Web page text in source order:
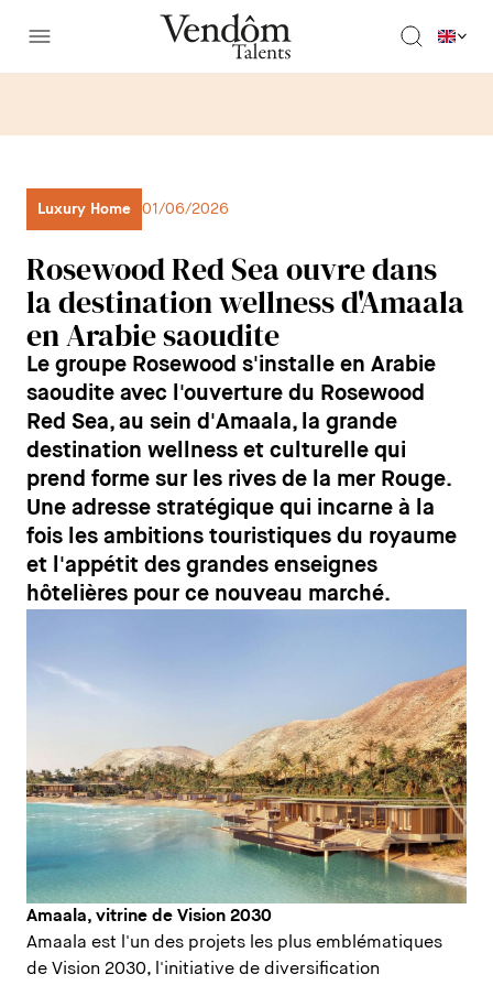
Luxury Home 01/06/2026
Rosewood Red Sea ouvre dans
la destination wellness d'Amaala
en Arabie saoudite
Le groupe Rosewood s'installe en Arabie
saoudite avec l'ouverture du Rosewood
Red Sea, au sein d'Amaala, la grande
destination wellness et culturelle qui
prend forme sur les rives de la mer Rouge.
Une adresse stratégique qui incarne à la
fois les ambitions touristiques du royaume
et l'appétit des grandes enseignes
hôtelières pour ce nouveau marché.
Amaala, vitrine de Vision 2030
Amaala est l'un des projets les plus emblématiques
de Vision 2030, l'initiative de diversification